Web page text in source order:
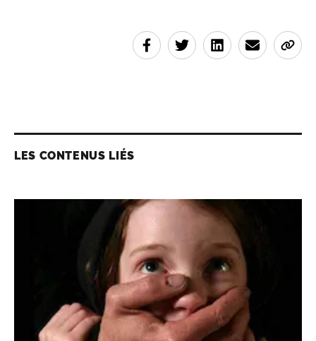
LES CONTENUS LIÉS